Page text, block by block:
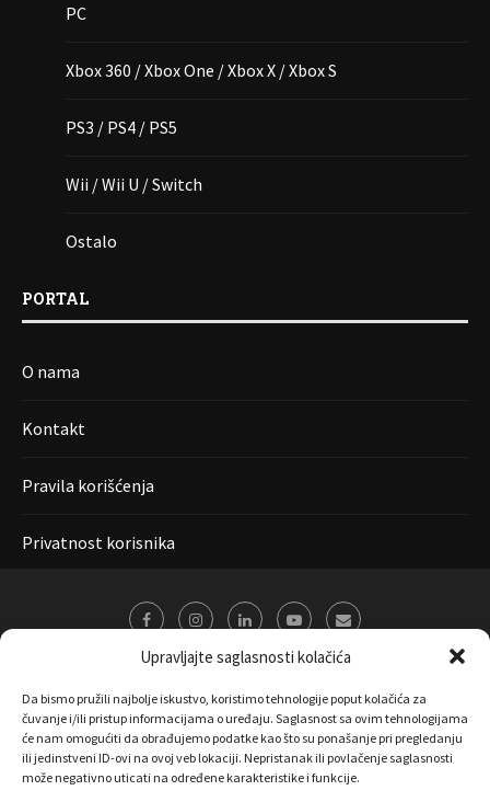
Upravljajte saglasnosti kolačića
Da bismo pružili najbolje iskustvo, koristimo tehnologije poput kolačića za
čuvanje i/ili pristup informacijama o uređaju. Saglasnost sa ovim tehnologijama
će nam omogućiti da obrađujemo podatke kao što su ponašanje pri pregledanju
ili jedinstveni ID-ovi na ovoj veb lokaciji. Nepristanak ili povlačenje saglasnosti
može negativno uticati na određene karakteristike i funkcije.
PC
Xbox 360 / Xbox One / Xbox X / Xbox S
PS3 / PS4 / PS5
Wii / Wii U / Switch
Ostalo
PORTAL
O nama
Kontakt
Pravila korišćenja
Privatnost korisnika